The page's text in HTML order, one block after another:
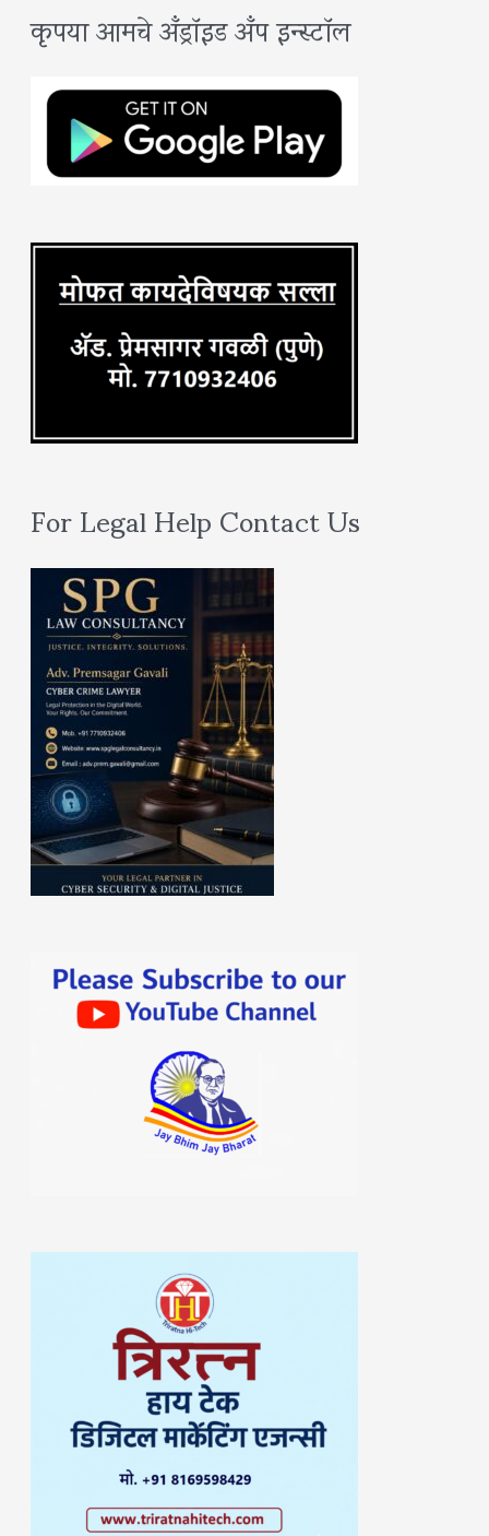
r
c
:
कृपया आमचे अँड्रॉइड अँप इन्स्टॉल
For Legal Help Contact Us